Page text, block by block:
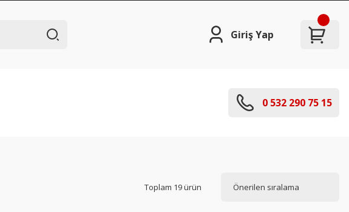
Giriş Yap
0 532 290 75 15
Toplam 19 ürün